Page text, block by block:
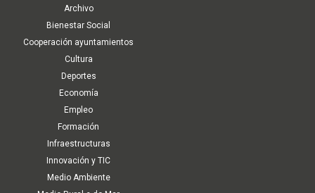
Archivo
Bienestar Social
Cooperación ayuntamientos
Cultura
Deportes
Economía
Empleo
Formación
Infraestructuras
Innovación y TIC
Medio Ambiente